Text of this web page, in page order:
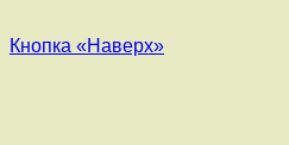
Кнопка «Наверх»